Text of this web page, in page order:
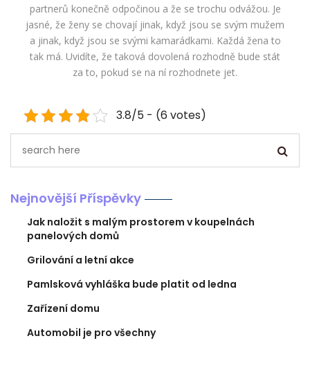
partnerů konečně odpočinou a že se trochu odvážou. Je
jasné, že ženy se chovají jinak, když jsou se svým mužem
a jinak, když jsou se svými kamarádkami. Každá žena to
tak má. Uvidíte, že taková dovolená rozhodně bude stát
za to, pokud se na ní rozhodnete jet.
3.8/5 - (6 votes)
Nejnovější Příspěvky
Jak naložit s malým prostorem v koupelnách
panelových domů
Grilování a letní akce
Pamlsková vyhláška bude platit od ledna
Zařízení domu
Automobil je pro všechny